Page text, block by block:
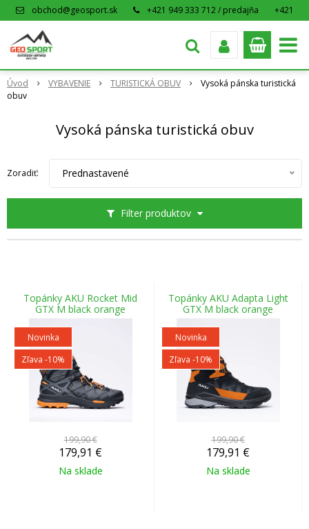
obchod@geosport.sk +421 949 333 712 / predajňa
+421
Úvod VYBAVENIE TURISTICKÁ OBUV
Vysoká pánska turistická
obuv
Vysoká pánska turistická obuv
Filter produktov
Zoradiť: Prednastavené
Topánky AKU Rocket Mid
GTX M black orange
Novinka
Zľava -10%
199,90 €
179,91 €
Na sklade
Topánky AKU Adapta Light
GTX M black orange
Novinka
Zľava -10%
199,90 €
179,91 €
Na sklade